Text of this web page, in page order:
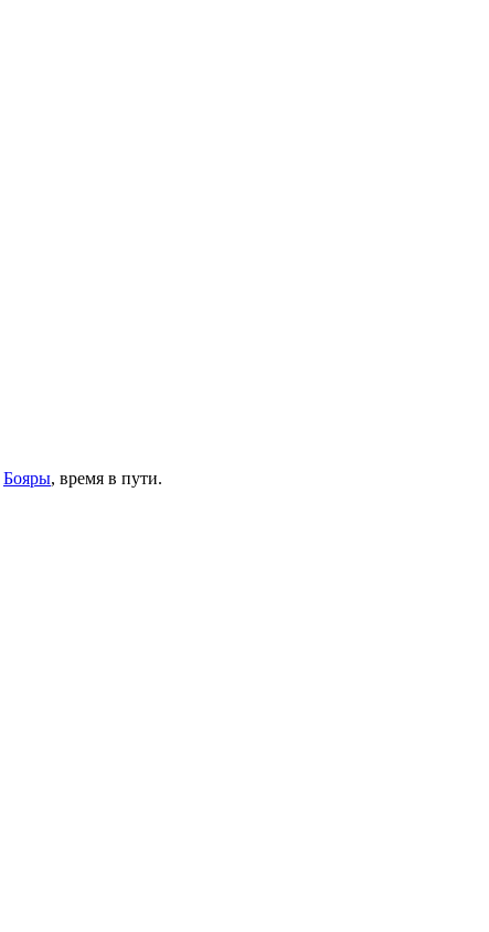
Бояры, время в пути.